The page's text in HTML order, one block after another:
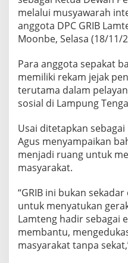
melalui musyawarah
anggota DPC GRIB
Moonbe, Selasa (18/11/
Para anggota sepakat
memiliki rekam jejak
terutama dalam
sosial di Lampung
Usai ditetapkan
Agus menyampaikan
menjadi ruang untuk
masyarakat.
“GRIB ini bukan
untuk menyatukan
Lamteng hadir sebagai
membantu,
masyarakat tanpa